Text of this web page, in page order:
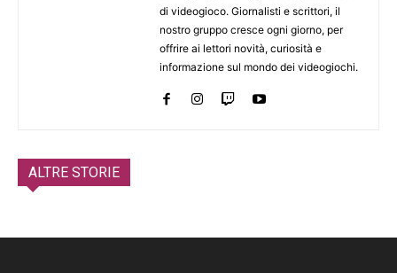
di videogioco. Giornalisti e scrittori, il
nostro gruppo cresce ogni giorno, per
offrire ai lettori novità, curiosità e
informazione sul mondo dei videogiochi.
ALTRE STORIE